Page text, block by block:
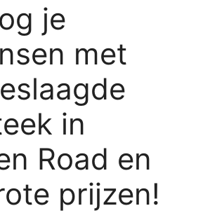
je
met
in
Road en
prijzen!